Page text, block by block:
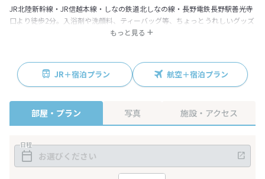
もっと見る
JR北陸新幹線・JR信越本線・しなの鉄道北しなの線・長野電鉄長野駅善光寺
口より徒歩2分。入浴剤や洗顔料、ティーバッグ等、ちょっとうれしいグッズ
をご用意しております。 セルフチェックイン・チェックアウト端末にて、お
えいたします。『最上の眠り』をお約束するシモンズ社製ベッドを導入して
おります。 JR＋宿泊プラン 航空＋宿泊プラン
部屋・プラン 写真 施設・アクセス
日程